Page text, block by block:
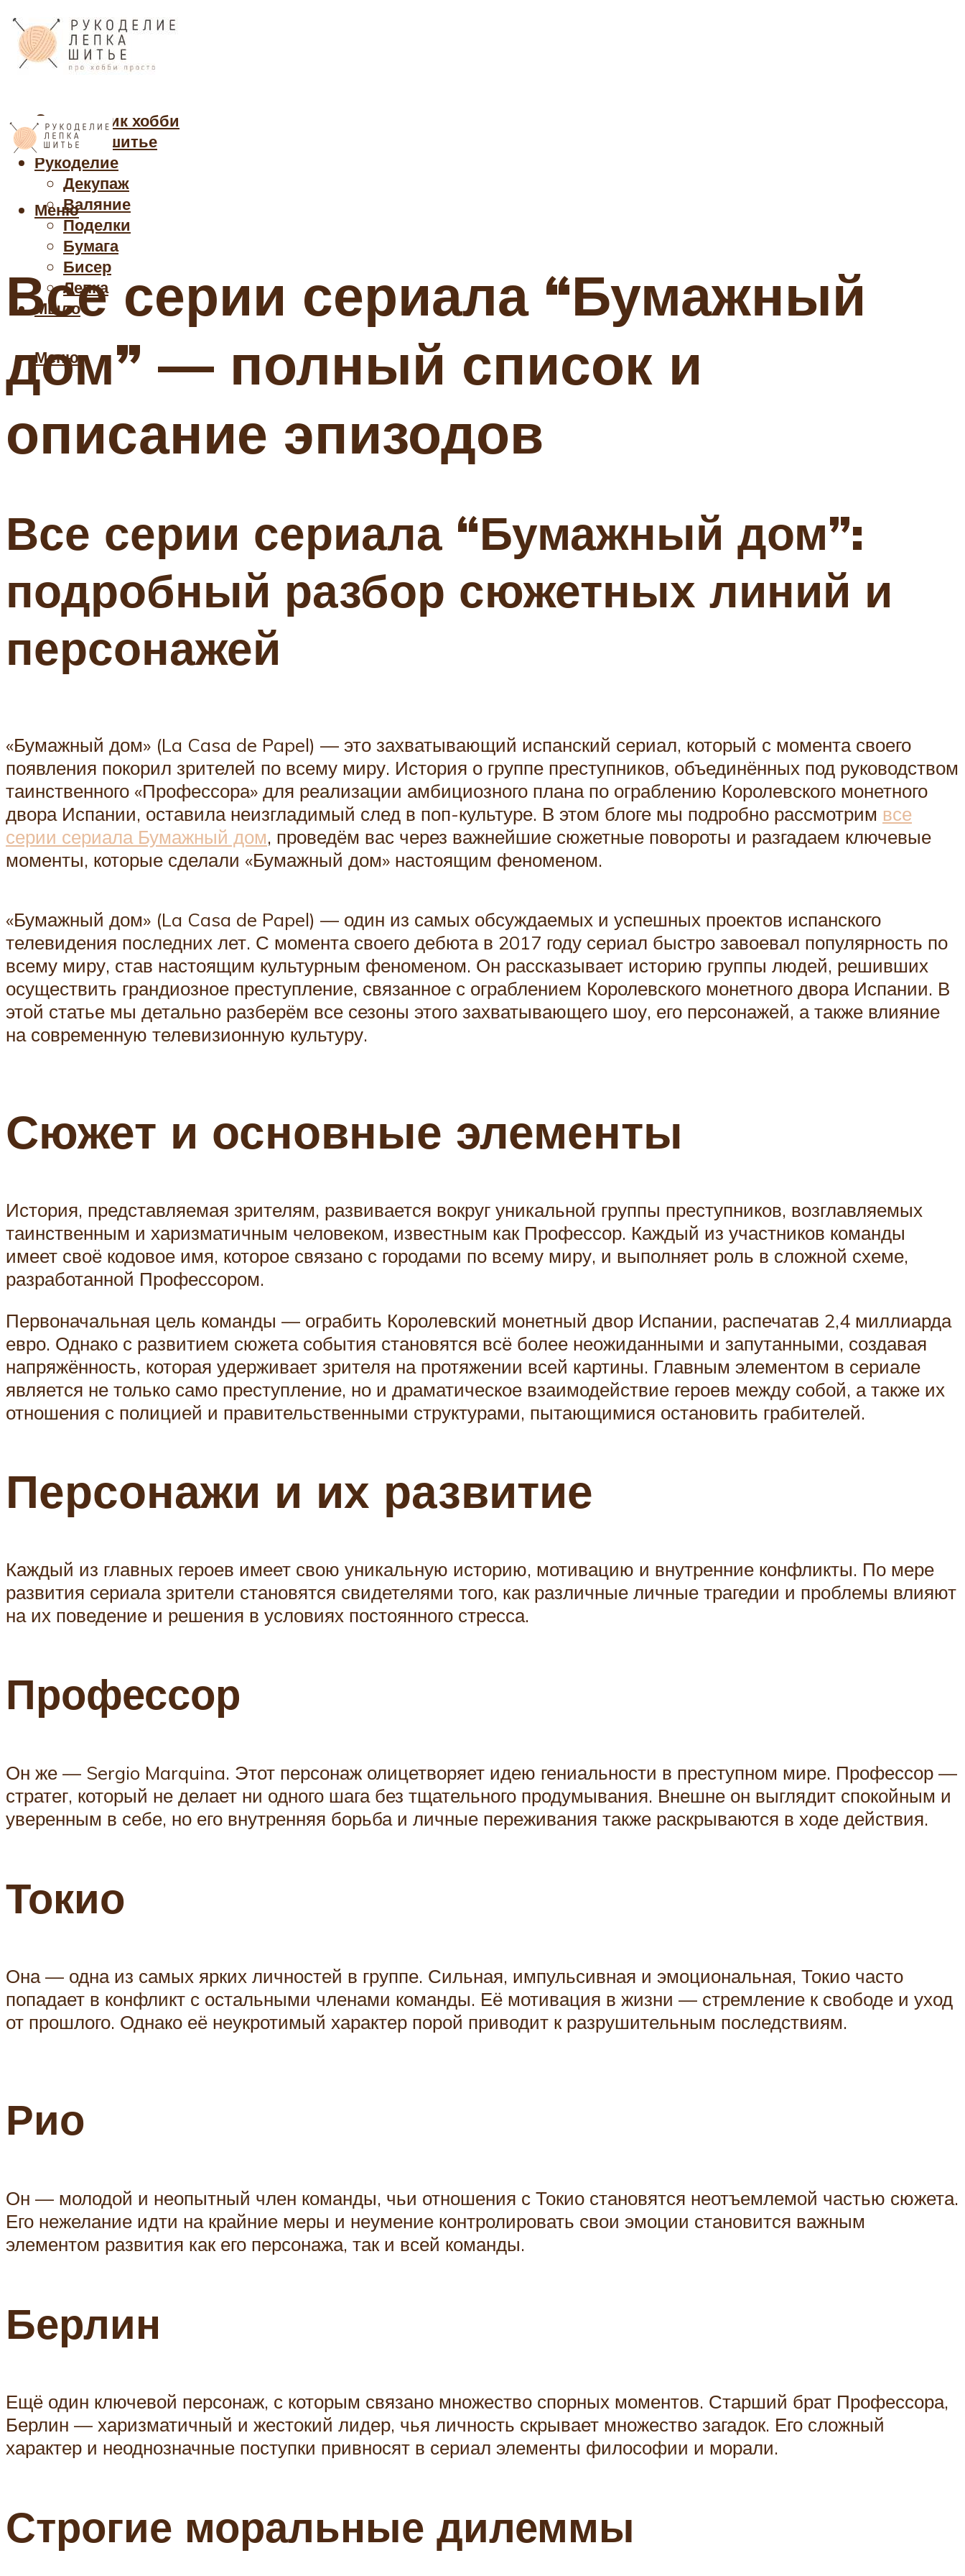
Cправочник хобби
Кройка и шитье
Рукоделие
Декупаж
Валяние
Поделки
Бумага
Бисер
Лепка
Мыло
Меню
Меню
Все серии сериала “Бумажный
дом” — полный список и
описание эпизодов
Все серии сериала “Бумажный дом”:
подробный разбор сюжетных линий и
персонажей
«Бумажный дом» (La Casa de Papel) — это захватывающий испанский сериал, который с момента своего
появления покорил зрителей по всему миру. История о группе преступников, объединённых под руководством
таинственного «Профессора» для реализации амбициозного плана по ограблению Королевского монетного
двора Испании, оставила неизгладимый след в поп-культуре. В этом блоге мы подробно рассмотрим все
серии сериала Бумажный дом, проведём вас через важнейшие сюжетные повороты и разгадаем ключевые
моменты, которые сделали «Бумажный дом» настоящим феноменом.
«Бумажный дом» (La Casa de Papel) — один из самых обсуждаемых и успешных проектов испанского
телевидения последних лет. С момента своего дебюта в 2017 году сериал быстро завоевал популярность по
всему миру, став настоящим культурным феноменом. Он рассказывает историю группы людей, решивших
осуществить грандиозное преступление, связанное с ограблением Королевского монетного двора Испании. В
этой статье мы детально разберём все сезоны этого захватывающего шоу, его персонажей, а также влияние
на современную телевизионную культуру.
Сюжет и основные элементы
История, представляемая зрителям, развивается вокруг уникальной группы преступников, возглавляемых
таинственным и харизматичным человеком, известным как Профессор. Каждый из участников команды
имеет своё кодовое имя, которое связано с городами по всему миру, и выполняет роль в сложной схеме,
разработанной Профессором.
Первоначальная цель команды — ограбить Королевский монетный двор Испании, распечатав 2,4 миллиарда
евро. Однако с развитием сюжета события становятся всё более неожиданными и запутанными, создавая
напряжённость, которая удерживает зрителя на протяжении всей картины. Главным элементом в сериале
является не только само преступление, но и драматическое взаимодействие героев между собой, а также их
отношения с полицией и правительственными структурами, пытающимися остановить грабителей.
Персонажи и их развитие
Каждый из главных героев имеет свою уникальную историю, мотивацию и внутренние конфликты. По мере
развития сериала зрители становятся свидетелями того, как различные личные трагедии и проблемы влияют
на их поведение и решения в условиях постоянного стресса.
Профессор
Он же — Sergio Marquina. Этот персонаж олицетворяет идею гениальности в преступном мире. Профессор —
стратег, который не делает ни одного шага без тщательного продумывания. Внешне он выглядит спокойным и
уверенным в себе, но его внутренняя борьба и личные переживания также раскрываются в ходе действия.
Токио
Она — одна из самых ярких личностей в группе. Сильная, импульсивная и эмоциональная, Токио часто
попадает в конфликт с остальными членами команды. Её мотивация в жизни — стремление к свободе и уход
от прошлого. Однако её неукротимый характер порой приводит к разрушительным последствиям.
Рио
Он — молодой и неопытный член команды, чьи отношения с Токио становятся неотъемлемой частью сюжета.
Его нежелание идти на крайние меры и неумение контролировать свои эмоции становится важным
элементом развития как его персонажа, так и всей команды.
Берлин
Ещё один ключевой персонаж, с которым связано множество спорных моментов. Старший брат Профессора,
Берлин — харизматичный и жестокий лидер, чья личность скрывает множество загадок. Его сложный
характер и неоднозначные поступки привносят в сериал элементы философии и морали.
Строгие моральные дилеммы